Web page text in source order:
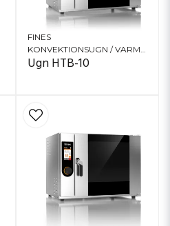
FINES
KONVEKTIONSUGN / VARMLUFTSUGN
Ugn HTB-10